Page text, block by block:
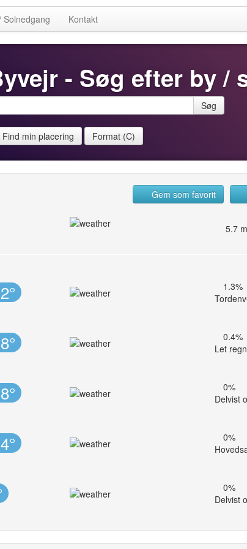
Solnedgang Kontakt
- Søg efter by /
Søg
Find min placering Format (C)
Gem som favorit
5.7
1.3%
0.4%
Let
0%
Delvist
0%
0%
Delvist